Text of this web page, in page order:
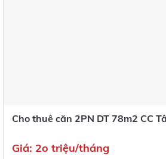
Cho thuê căn 2PN DT 78m2 CC
Giá: 2o triệu/tháng